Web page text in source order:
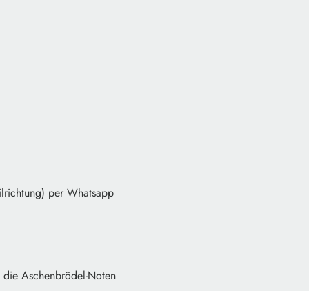
per Whatsapp
Aschenbrödel-Noten